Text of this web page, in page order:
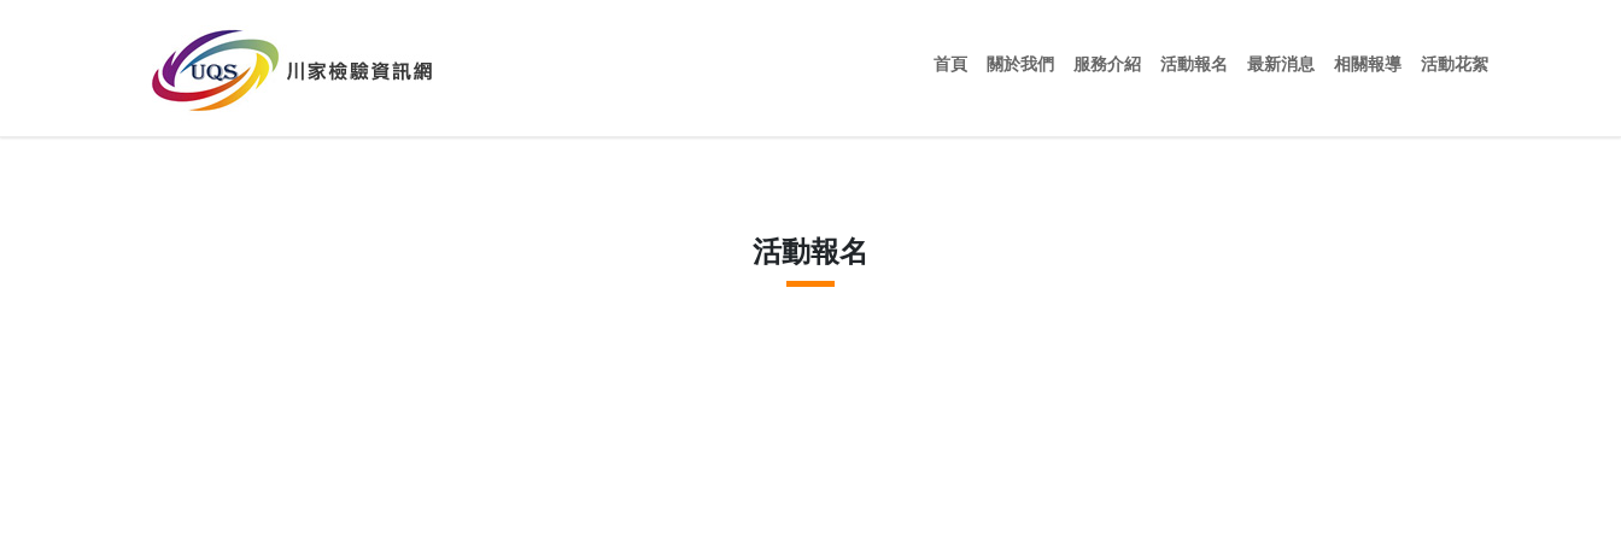
首頁首頁關於我們關於我們
服務介紹服務介紹
活動報名 活動報名
最新消息 最新消息
相關報導相關報導
活動花絮活動花絮
活動報名